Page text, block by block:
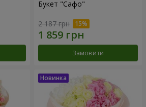
Букет "Сафо"
2 187 грн
Замовити